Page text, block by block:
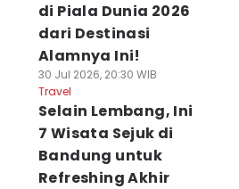
di Piala Dunia 2026
dari Destinasi
Alamnya Ini!
30 Jul 2026, 20:30 WIB
Travel
Selain Lembang, Ini
7 Wisata Sejuk di
Bandung untuk
Refreshing Akhir